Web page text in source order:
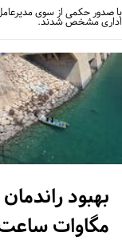
صدور حکمی از سوی مدیرعامل
مشخص شدند.
مگاوات